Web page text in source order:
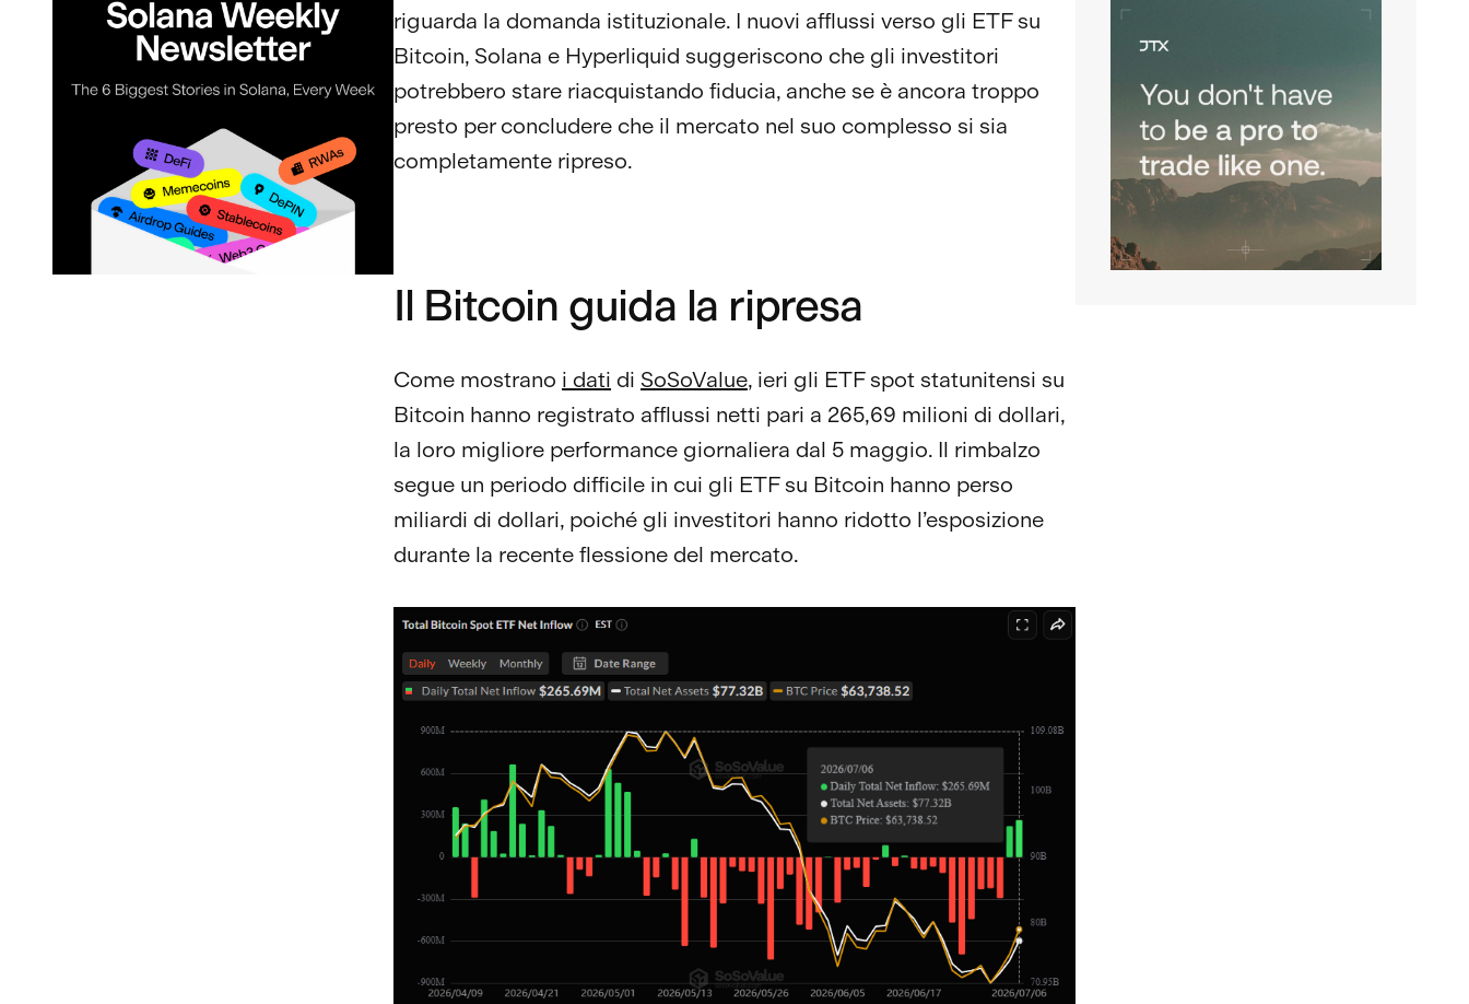
riguarda la domanda istituzionale. I nuovi afflussi verso gli ETF su
Bitcoin, Solana e Hyperliquid suggeriscono che gli investitori
potrebbero stare riacquistando fiducia, anche se è ancora troppo
presto per concludere che il mercato nel suo complesso si sia
completamente ripreso.
Il Bitcoin guida la ripresa
Come mostrano i dati di SoSoValue, ieri gli ETF spot statunitensi su
Bitcoin hanno registrato afflussi netti pari a 265,69 milioni di dollari,
la loro migliore performance giornaliera dal 5 maggio. Il rimbalzo
segue un periodo difficile in cui gli ETF su Bitcoin hanno perso
miliardi di dollari, poiché gli investitori hanno ridotto l’esposizione
durante la recente flessione del mercato.